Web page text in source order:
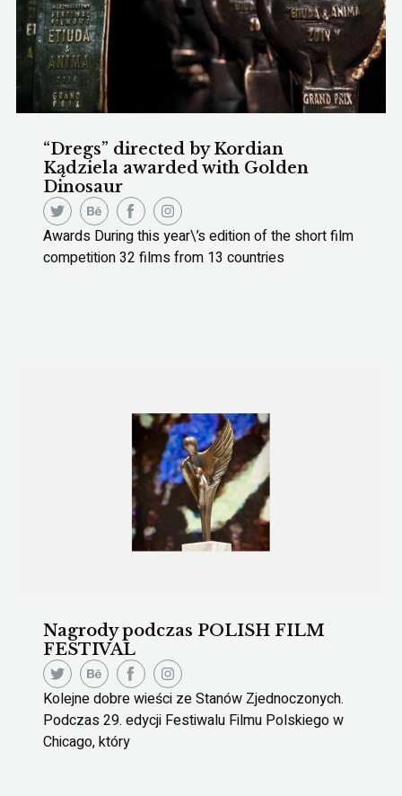
“Dregs” directed by Kordian
Kądziela awarded with Golden
Dinosaur
Awards During this year\’s edition of the short film
competition 32 films from 13 countries
Nagrody podczas POLISH FILM
FESTIVAL
Kolejne dobre wieści ze Stanów Zjednoczonych.
Podczas 29. edycji Festiwalu Filmu Polskiego w
Chicago, który